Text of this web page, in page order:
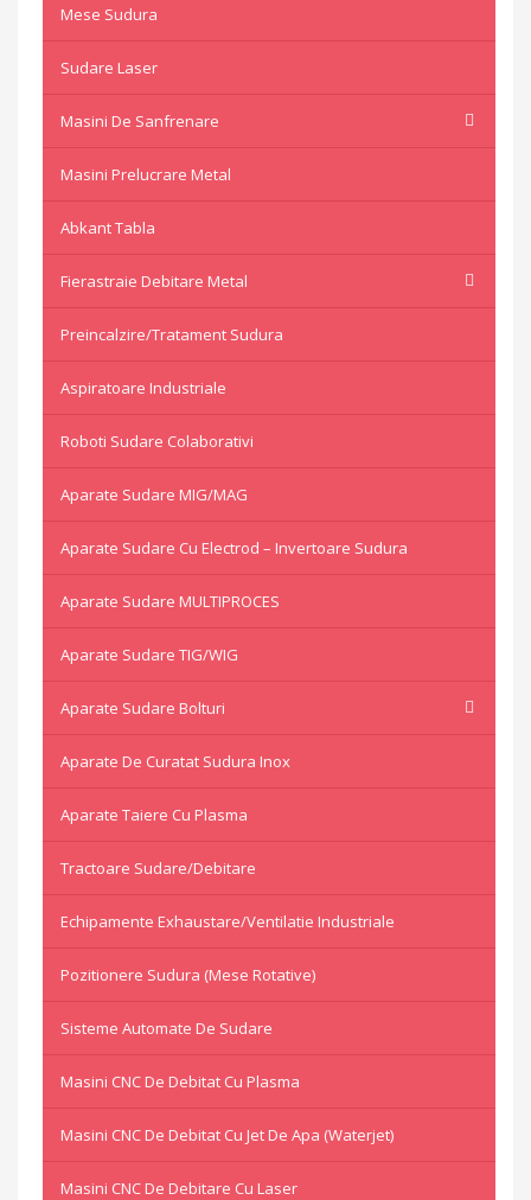
Mese Sudura
Sudare Laser
Masini De Sanfrenare
Masini Prelucrare Metal
Abkant Tabla
Fierastraie Debitare Metal
Preincalzire/Tratament Sudura
Aspiratoare Industriale
Roboti Sudare Colaborativi
Aparate Sudare MIG/MAG
Aparate Sudare Cu Electrod – Invertoare Sudura
Aparate Sudare MULTIPROCES
Aparate Sudare TIG/WIG
Aparate Sudare Bolturi
Aparate De Curatat Sudura Inox
Aparate Taiere Cu Plasma
Tractoare Sudare/Debitare
Echipamente Exhaustare/Ventilatie Industriale
Pozitionere Sudura (mese Rotative)
Sisteme Automate De Sudare
Masini CNC De Debitat Cu Plasma
Masini CNC De Debitat Cu Jet De Apa (waterjet)
Masini CNC De Debitare Cu Laser